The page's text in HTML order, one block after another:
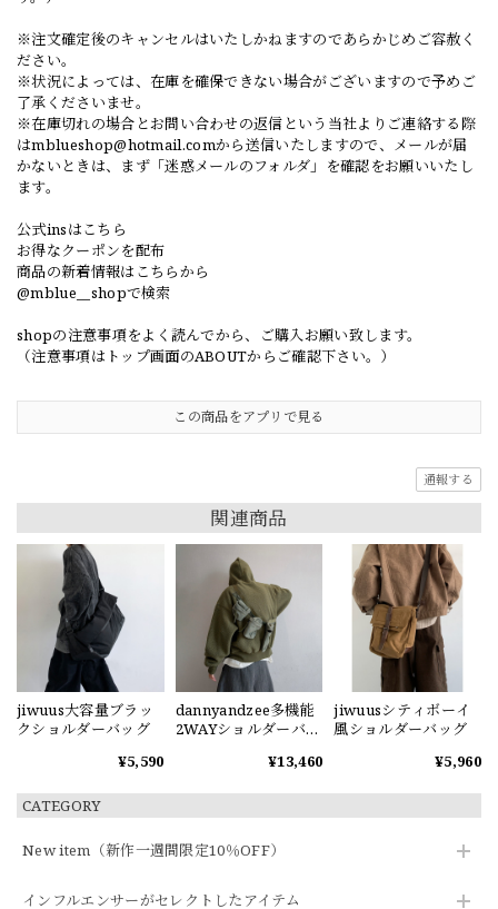
CATEGORY
New item（新作一週間限定10％OFF）
インフルエンサーがセレクトしたアイテム
※注文確定後のキャンセルはいたしかねますのであらかじめご容赦く
ださい。
※状況によっては、在庫を確保できない場合がございますので予めご
了承くださいませ。
※在庫切れの場合とお問い合わせの返信という当社よりご連絡する際
はmblueshop@hotmail.comから送信いたしますので、メールが届
かないときは、まず「迷惑メールのフォルダ」を確認をお願いいたし
ます。
公式insはこちら
お得なクーポンを配布
商品の新着情報はこちらから
@mblue__shopで検索
shopの注意事項をよく読んでから、ご購入お願い致します。
（注意事項はトップ画面のABOUTからご確認下さい。）
この商品をアプリで見る
通報する
関連商品
jiwuus大容量ブラッ
クショルダーバッグ
¥5,590
dannyandzee多機能
2WAYショルダーバッ
¥13,460
jiwuusシティボーイ
風ショルダーバッグ
¥5,960